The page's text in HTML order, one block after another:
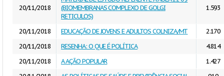
20/11/2018
(BIOMEMBRANAS COMPLEXO DE GOLGI
RETICULOS)
1.593
20/11/2018 EDUCAÇÃO DE JOVENS E ADULTOS COLNIZA/MT
2.170
20/11/2018
RESENHA: O QUE É POLÍTICA
4.814
20/11/2018
A AÇÃO POPULAR
1.427